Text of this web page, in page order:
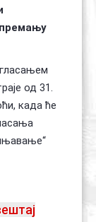
од 31.
када ће